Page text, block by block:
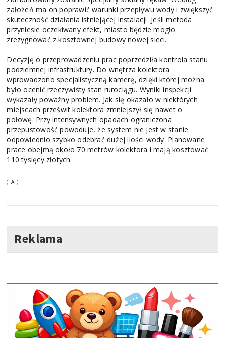
założeń ma on poprawić warunki przepływu wody i zwiększyć
skuteczność działania istniejącej instalacji. Jeśli metoda
przyniesie oczekiwany efekt, miasto będzie mogło
zrezygnować z kosztownej budowy nowej sieci.
Decyzję o przeprowadzeniu prac poprzedziła kontrola stanu
podziemnej infrastruktury. Do wnętrza kolektora
wprowadzono specjalistyczną kamerę, dzięki której można
było ocenić rzeczywisty stan rurociągu. Wyniki inspekcji
wykazały poważny problem. Jak się okazało w niektórych
miejscach prześwit kolektora zmniejszył się nawet o
połowę. Przy intensywnych opadach ograniczona
przepustowość powoduje, że system nie jest w stanie
odpowiednio szybko odebrać dużej ilości wody. Planowane
prace obejmą około 70 metrów kolektora i mają kosztować
110 tysięcy złotych.
(TAF)
Reklama